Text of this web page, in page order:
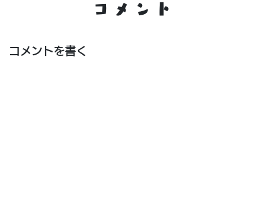
コメント
コメントを書く